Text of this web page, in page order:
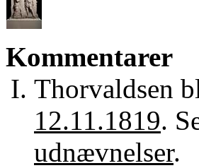
Kommentarer
Thorvaldsen
12.11.1819.
udnævnelser.